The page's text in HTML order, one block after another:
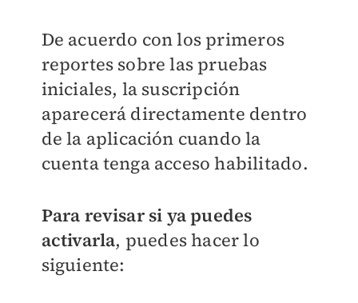
De acuerdo con los primeros
reportes sobre las pruebas
iniciales, la suscripción
aparecerá directamente dentro
de la aplicación cuando la
cuenta tenga acceso habilitado.
Para revisar si ya puedes
activarla, puedes hacer lo
siguiente: